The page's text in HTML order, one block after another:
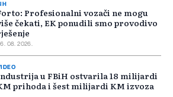
Profesionalni vozači ne mogu
čekati, EK ponudili smo provodivo
08. 2026.
u FBiH ostvarila 18 milijardi
prihoda i šest milijardi KM izvoza